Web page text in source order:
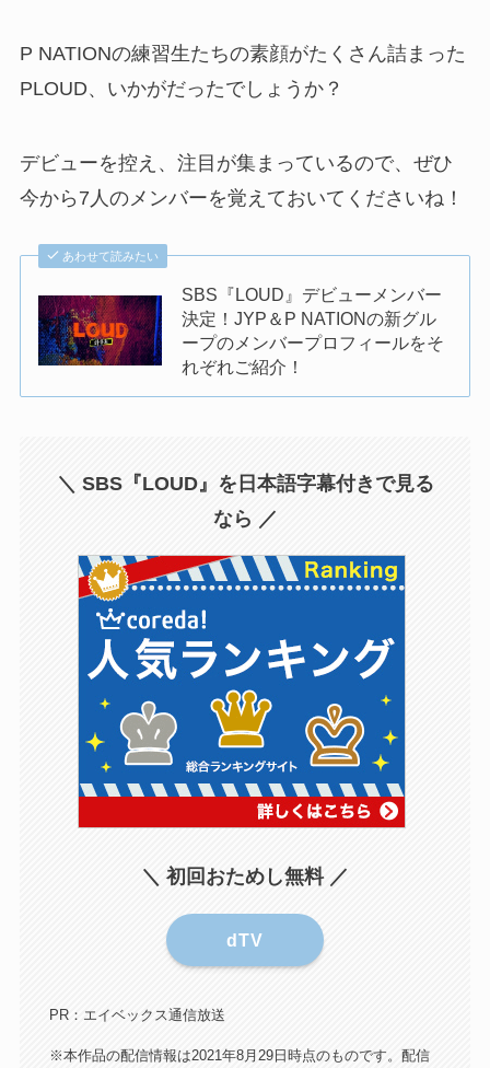
P NATIONの練習生たちの素顔がたくさん詰まった
PLOUD、いかがだったでしょうか？
デビューを控え、注目が集まっているので、ぜひ
今から7人のメンバーを覚えておいてくださいね！
あわせて読みたい
SBS『LOUD』デビューメンバー
決定！JYP＆P NATIONの新グル
ープのメンバープロフィールをそ
れぞれご紹介！
＼ SBS『LOUD』を日本語字幕付きで見る
なら ／
＼ 初回おためし無料／
dTV
PR：エイベックス通信放送
※本作品の配信情報は2021年8月29日時点のものです。配信